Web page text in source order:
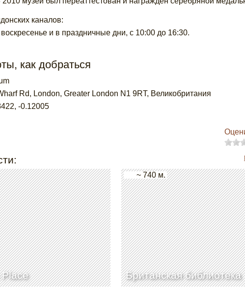
каналов:
и в праздничные дни, с 10:00 до 16:30.
как добраться
Rd, London, Greater London N1 9RT, Великобритания
, -0.12005
Британская библиотека
~ 740 м.